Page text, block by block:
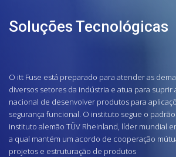
Soluções Tecnológicas
O itt Fuse está preparado para atender as
diversos setores da indústria e atua para suprir
nacional de desenvolver produtos para
segurança funcional. O instituto segue o
instituto alemão TÜV Rheinland, líder mundial
a qual mantém um acordo de cooperação
projetos e estruturação de produtos